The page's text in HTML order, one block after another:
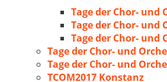
Tage der Chor- und
Tage der Chor- und
Tage der Chor- und
Tage der Chor- und
Tage der Chor- und
TCOM2017 Konstanz